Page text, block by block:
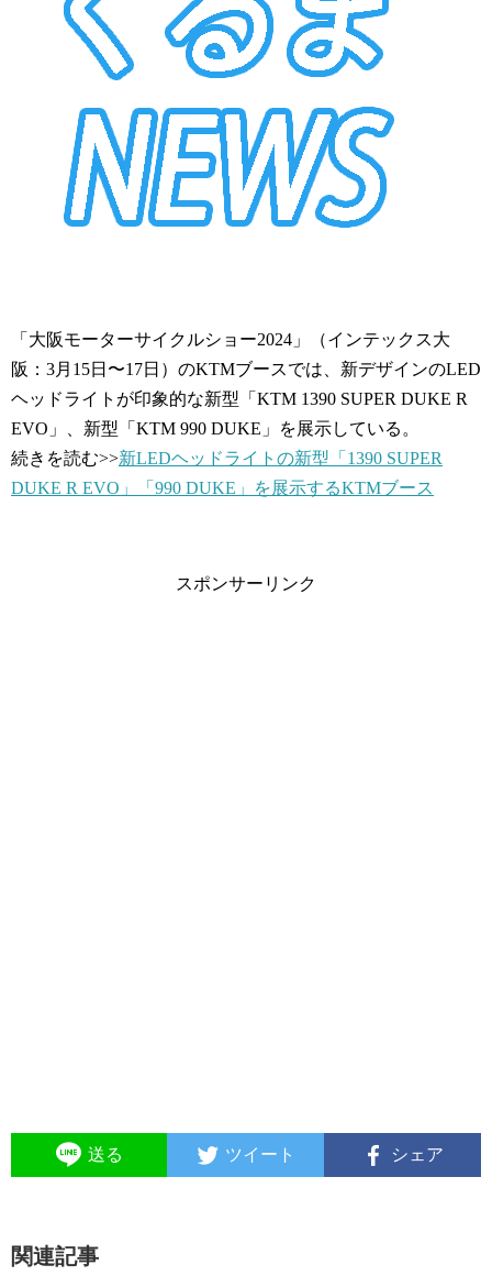
「大阪モーターサイクルショー2024」（インテックス大
阪：3月15日〜17日）のKTMブースでは、新デザインのLED
ヘッドライトが印象的な新型「KTM 1390 SUPER DUKE R
EVO」、新型「KTM 990 DUKE」を展示している。
続きを読む>>新LEDヘッドライトの新型「1390 SUPER
DUKE R EVO」「990 DUKE」を展示するKTMブース
スポンサーリンク
送る ツイート シェア
関連記事